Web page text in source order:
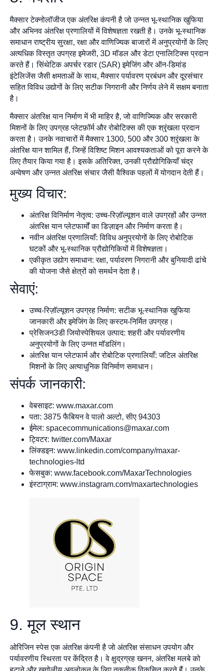
मैक्सार टेक्नोलॉजीज एक अंतरिक्ष कंपनी है जो उन्नत भू-स्थानिक खुफिया
और अभिनव अंतरिक्ष प्रणालियों में विशेषज्ञता रखती है। उनके भू-स्थानिक
समाधान राष्ट्रीय सुरक्षा, रक्षा और वाणिज्यिक बाजारों में अनुप्रयोगों के लिए
अत्यधिक विस्तृत उपग्रह इमेजरी, 3D मॉडल और डेटा एनालिटिक्स प्रदान
करते हैं। सिंथेटिक अपर्चर रडार (SAR) इमेजिंग और ऑन-डिमांड
इंटेलिजेंस जैसी क्षमताओं के साथ, मैक्सार पर्यावरण प्रबंधन और दूरसंचार
सहित विविध उद्योगों के लिए सटीक निगरानी और निर्णय लेने में सक्षम बनाता
है।
मैक्सार अंतरिक्ष यान निर्माण में भी माहिर है, जो वाणिज्यिक और सरकारी
मिशनों के लिए उपग्रह प्लेटफ़ॉर्म और रोबोटिक्स की एक श्रृंखला प्रदान
करता है। उनके नवाचारों में मैक्सार 1300, 500 और 300 श्रृंखला के
अंतरिक्ष यान शामिल हैं, जिन्हें विशिष्ट मिशन आवश्यकताओं को पूरा करने के
लिए तैयार किया गया है। इसके अतिरिक्त, उनकी प्रौद्योगिकियाँ चंद्र
अन्वेषण और उन्नत अंतरिक्ष संचार जैसी वैश्विक पहलों में योगदान देती हैं।
मुख्य विचार:
अंतरिक्ष विनिर्माण नेतृत्व: उच्च-रिज़ॉल्यूशन वाले उपग्रहों और उन्नत
अंतरिक्ष यान प्लेटफार्मों का डिज़ाइन और निर्माण करता है।
नवीन अंतरिक्ष प्रणालियाँ: विविध अनुप्रयोगों के लिए रोबोटिक
घटकों और भू-स्थानिक प्रौद्योगिकियों में विशेषज्ञता।
एकीकृत उद्योग समाधान: रक्षा, पर्यावरण निगरानी और बुनियादी ढांचे
की योजना जैसे क्षेत्रों को समर्थन देता है।
सेवाएं:
उच्च-रिज़ॉल्यूशन उपग्रह निर्माण: सटीक भू-स्थानिक खुफिया
जानकारी और इमेजिंग के लिए कस्टम-निर्मित उपग्रह।
प्रेसिजन3डी जियोस्पेशियल उत्पाद: शहरी और पर्यावरणीय
अनुप्रयोगों के लिए उन्नत मॉडलिंग।
अंतरिक्ष यान प्लेटफार्म और रोबोटिक प्रणालियाँ: जटिल अंतरिक्ष
मिशनों के लिए अत्याधुनिक विनिर्माण समाधान।
संपर्क जानकारी:
वेबसाइट: www.maxar.com
पता: 3875 फैबियन वे पालो अल्टो, सीए 94303
ईमेल: spacecommunications@maxar.com
ट्विटर: twitter.com/Maxar
लिंक्डइन: www.linkedin.com/company/maxar-
technologies-ltd
फेसबुक: www.facebook.com/MaxarTechnologies
इंस्टाग्राम: www.instagram.com/maxartechnologies
9. मूल स्थान
ओरिजिन स्पेस एक अंतरिक्ष कंपनी है जो अंतरिक्ष संसाधन उपयोग और
पर्यावरणीय स्थिरता पर केंद्रित है। वे क्षुद्रग्रह खनन, अंतरिक्ष मलबे को